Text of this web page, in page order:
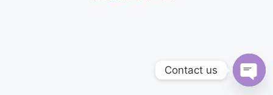
Contact us